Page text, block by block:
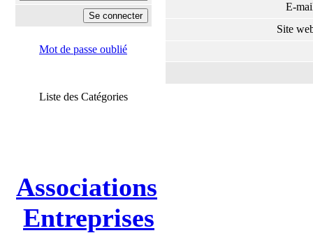
Mot de passe oublié
Liste des Catégories
Associations
Entreprises
E-
Site